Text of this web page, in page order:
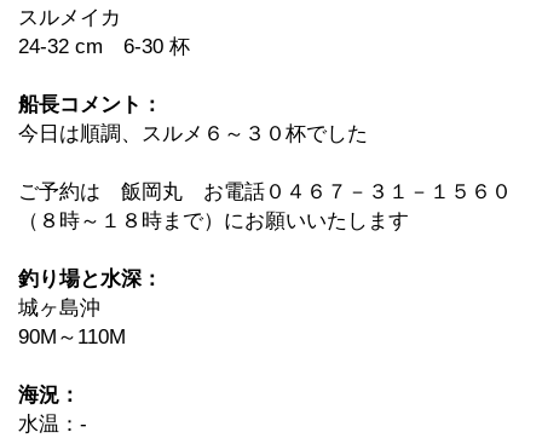
スルメイカ
24-32 cm 6-30 杯
船長コメント：
今日は順調、スルメ６～３０杯でした
ご予約は 飯岡丸 お電話０４６７－３１－１５６０
（８時～１８時まで）にお願いいたします
釣り場と水深：
城ヶ島沖
90M～110M
海況：
水温：-